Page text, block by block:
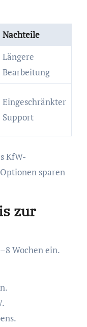
Nachteile
Längere
Bearbeitung
Eingeschränkter
Support
KfW-
sparen
zur
Wochen ein.